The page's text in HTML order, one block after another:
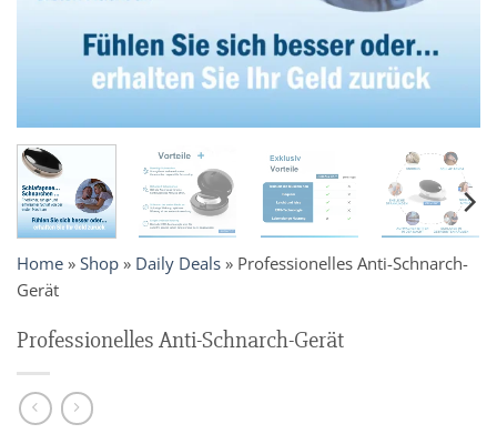
Home » Shop » Daily Deals » Professionelles Anti-Schnarch-
Gerät
Professionelles Anti-Schnarch-Gerät